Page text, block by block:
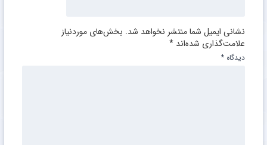
نشانی ایمیل شما منتشر نخواهد شد. بخش‌های موردنیاز
علامت‌گذاری شده‌اند *
دیدگاه *